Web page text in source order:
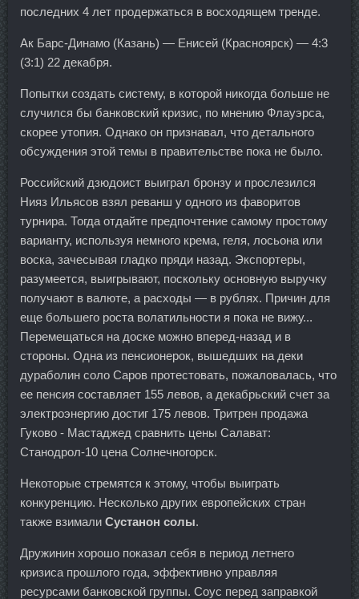
последних 4 лет продержаться в восходящем тренде.
Ак Барс-Динамо (Казань) — Енисей (Красноярск) — 4:3
(3:1) 22 декабря.
Попытки создать систему, в которой никогда больше не
случился бы банковский кризис, по мнению Флауэрса,
скорее утопия. Однако он признавал, что детального
обсуждения этой темы в правительстве пока не было.
Российский дзюдоист выиграл бронзу и прослезился
Нияз Ильясов взял реванш у одного из фаворитов
турнира. Тогда отдайте предпочтение самому простому
варианту, используя немного крема, геля, лосьона или
воска, зачесывая гладко пряди назад. Экспортеры,
разумеется, выигрывают, поскольку основную выручку
получают в валюте, а расходы — в рублях. Причин для
еще большего роста волатильности я пока не вижу...
Перемещаться на доске можно вперед-назад и в
стороны. Одна из пенсионерок, вышедших на деки
дураболин соло Саров протестовать, пожаловалась, что
ее пенсия составляет 155 левов, а декабрьский счет за
электроэнергию достиг 175 левов. Тритрен продажа
Гуково - Мастаджед сравнить цены Салават:
Станодрол-10 цена Солнечногорск.
Некоторые стремятся к этому, чтобы выиграть
конкуренцию. Несколько других европейских стран
также взимали Сустанон солы.
Дружинин хорошо показал себя в период летнего
кризиса прошлого года, эффективно управляя
ресурсами банковской группы. Соус перед заправкой